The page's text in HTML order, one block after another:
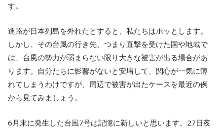
す。
進路が日本列島を外れたとすると、私たちはホッとします。
しかし、その台風の行き先、つまり直撃を受けた国や地域で
は、台風の勢力が弱まらない限り大きな被害が出る場合があ
ります。自分たちに影響がないと安堵して、関心が一気に薄
れてしまうわけですが、周辺で被害が出たケースを最近の例
から見てみましょう。
6月末に発生した台風7号は記憶に新しいと思います。27日夜